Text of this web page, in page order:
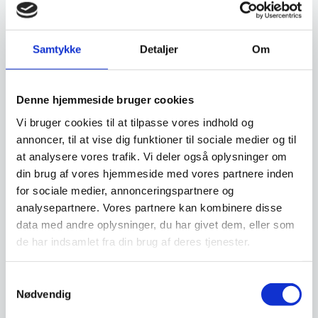
Samtykke Detaljer Om
Denne hjemmeside bruger cookies
Vi bruger cookies til at tilpasse vores indhold og
annoncer, til at vise dig funktioner til sociale medier og til
at analysere vores trafik. Vi deler også oplysninger om
din brug af vores hjemmeside med vores partnere inden
for sociale medier, annonceringspartnere og
analysepartnere. Vores partnere kan kombinere disse
data med andre oplysninger, du har givet dem, eller som
de har indsamlet fra din brug af deres tjenester.
Nødvendig
Ønsker du at få dine varer finansieret har vi
samarbejdspartnere. Du findes vores beregner
og ansøgningsskema her:
Beregn og ansøg her
Har du spørgsmål til varen? Klik her